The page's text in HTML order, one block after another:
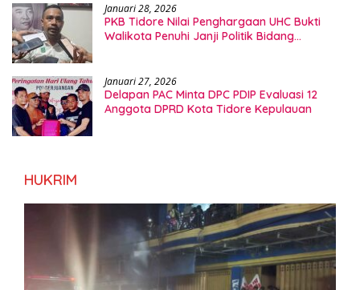
Januari 28, 2026
PKB Tidore Nilai Penghargaan UHC Bukti
Walikota Penuhi Janji Politik Bidang
Januari 27, 2026
Delapan PAC Minta DPC PDIP Evaluasi 12
Anggota DPRD Kota Tidore Kepulauan
HUKRIM